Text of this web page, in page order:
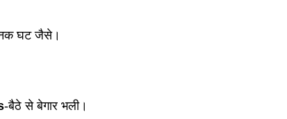
घट जैसे।
-बैठे से बेगार भली।